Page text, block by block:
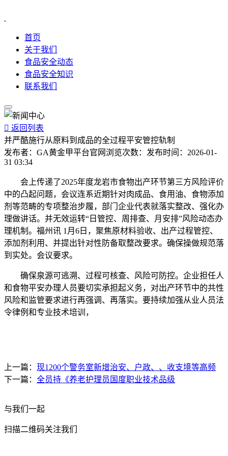
首页
关于我们
食品安全动态
食品安全知识
联系我们
 返回列表
并严酷施行从原料到成品的全过程平安管控轨制
发布者： GA黄金甲平台官网 浏览次数： 发布时间： 2026-01-
31 03:34
会上传递了2025年度龙岩市食物出产环节第三方风险评价
中的凸起问题，会议连系近期针对肉成品、食用油、食物添加
剂等范畴的专项整治步履，部门企业代表就落实整改、强化办
理做讲话。并无效运转“日管控、周排查、月安排”风险动态办
理机制。福州讯 1月6日，聚焦原材料验收、出产过程管控、
添加剂利用、并提出针对性防备取整改要求。确保操做规范落
到实处。会议要求。
确保泉源可逃溯、过程可核查、风险可防控。企业担任人
和食物平安办理人员要切实承担起义务，对出产环节中的共性
风险和监管要求进行再强调、再落实。要持续加强从业人员法
令律例和专业技术培训，
上一篇： 现1200个警务室新增治安、户政、、收支境等高频
下一篇： 全员持《养老护理员国度职业技术品级
与我们一起
扫描二维码关注我们